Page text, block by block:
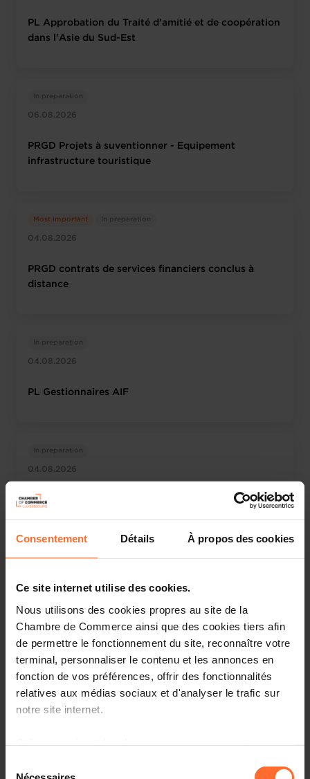
Consentement Détails À propos des cookies
Ce site internet utilise des cookies.
Nous utilisons des cookies propres au site de la
Chambre de Commerce ainsi que des cookies tiers afin
de permettre le fonctionnement du site, reconnaître votre
terminal, personnaliser le contenu et les annonces en
fonction de vos préférences, offrir des fonctionnalités
relatives aux médias sociaux et d'analyser le trafic sur
notre site internet.
à l’exception des cookies strictement nécessaires au
PL Approbation du Traité d'amitié et de coopération
dans l'Asie du Sud-Est
06.08.2026
In preparation
PRGD Projets à suventionner - Equipement
infrastructure touristique
04.08.2026
Most important In preparation
PRGD contrats de services financiers conclus à
distance
04.08.2026
In preparation
PL Gestionnaires AIF
04.08.2026
In preparation
PL Protection des conventions de sous-
03.08.2026
PRGD Taxes gardiennage
In preparation
électronique du 25/07/2015